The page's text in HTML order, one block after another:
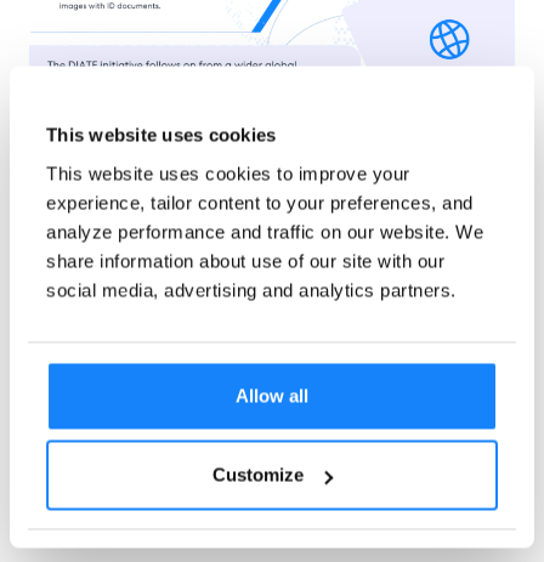
This website uses cookies
This website uses cookies to improve your
experience, tailor content to your preferences, and
analyze performance and traffic on our website. We
share information about use of our site with our
social media, advertising and analytics partners.
Allow all
Customize
Den Kampf gegen
Betrug mit Software zur
fortsetzen
Die Erlangung der UK DIATF-Zertifizierung ist für